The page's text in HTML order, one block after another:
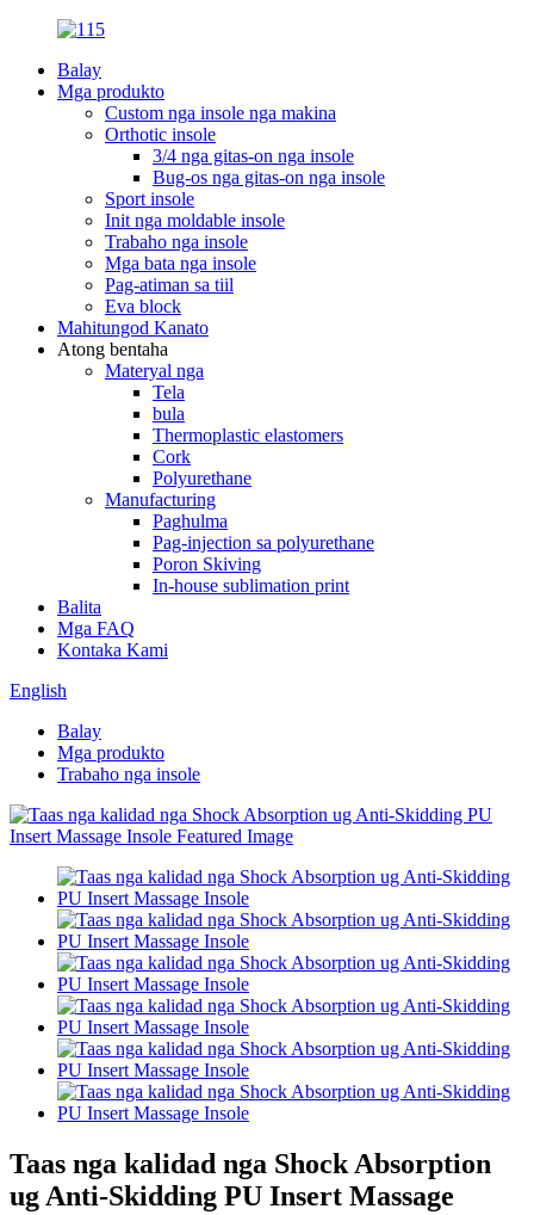
Balay
Mga produkto
Custom nga insole nga makina
Orthotic insole
3/4 nga gitas-on nga insole
Bug-os nga gitas-on nga insole
Sport insole
Init nga moldable insole
Trabaho nga insole
Mga bata nga insole
Pag-atiman sa tiil
Eva block
Mahitungod Kanato
Atong bentaha
Materyal nga
Tela
bula
Thermoplastic elastomers
Cork
Polyurethane
Manufacturing
Paghulma
Pag-injection sa polyurethane
Poron Skiving
In-house sublimation print
Balita
Mga FAQ
Kontaka Kami
English
Balay
Mga produkto
Trabaho nga insole
Taas nga kalidad nga Shock Absorption
ug Anti-Skidding PU Insert Massage